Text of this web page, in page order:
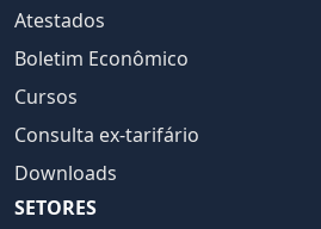
Atestados
Boletim Econômico
Cursos
Consulta ex-tarifário
Downloads
SETORES